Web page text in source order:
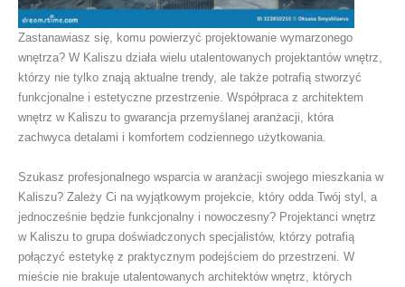
Zastanawiasz się, komu powierzyć projektowanie wymarzonego
wnętrza? W Kaliszu działa wielu utalentowanych projektantów wnętrz,
którzy nie tylko znają aktualne trendy, ale także potrafią stworzyć
funkcjonalne i estetyczne przestrzenie. Współpraca z architektem
wnętrz w Kaliszu to gwarancja przemyślanej aranżacji, która
zachwyca detalami i komfortem codziennego użytkowania.
Szukasz profesjonalnego wsparcia w aranżacji swojego mieszkania w
Kaliszu? Zależy Ci na wyjątkowym projekcie, który odda Twój styl, a
jednocześnie będzie funkcjonalny i nowoczesny? Projektanci wnętrz
w Kaliszu to grupa doświadczonych specjalistów, którzy potrafią
połączyć estetykę z praktycznym podejściem do przestrzeni. W
mieście nie brakuje utalentowanych architektów wnętrz, których